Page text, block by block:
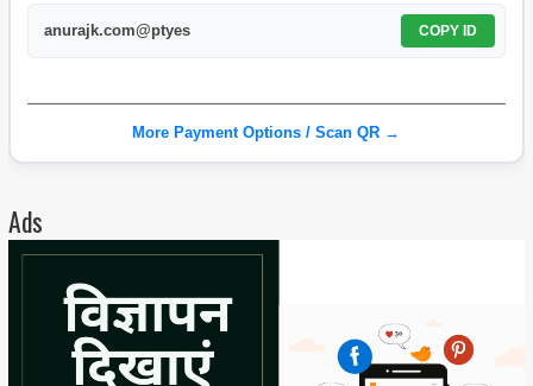
anurajk.com@ptyes COPY ID
More Payment Options / Scan QR →
Ads